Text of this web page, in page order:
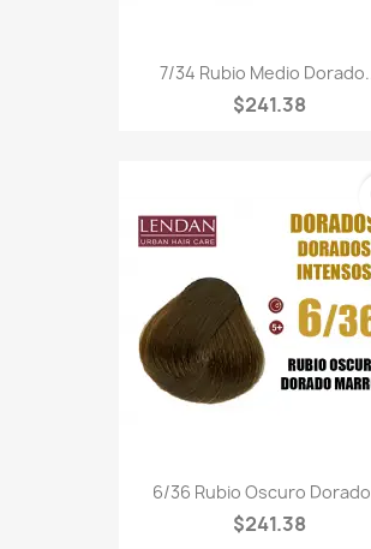
7/34 Rubio Medio
$241.38
6/36 Rubio Oscuro
$241.38